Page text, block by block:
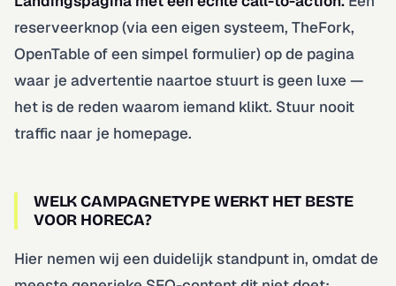
reserveerknop (via een eigen systeem, TheFork,
OpenTable of een simpel formulier) op de pagina
waar je advertentie naartoe stuurt is geen luxe —
het is de reden waarom iemand klikt. Stuur nooit
traffic naar je homepage.
WELK CAMPAGNETYPE WERKT HET BESTE
VOOR HORECA?
Hier nemen wij een duidelijk standpunt in, omdat de